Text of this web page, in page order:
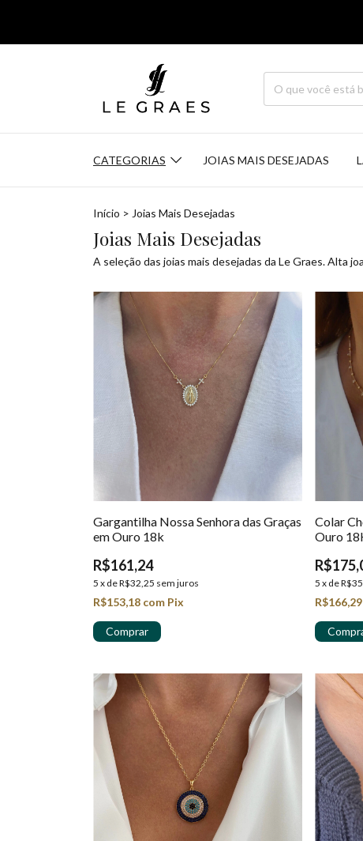
CATEGORIAS JOIAS MAIS DESEJADAS
Início > Joias Mais Desejadas
Joias Mais Desejadas
A seleção das joias mais desejadas da Le Graes. Alta
Gargantilha Nossa Senhora das Graças
em Ouro 18k
R$161,24
5 x deR$32,25 sem juros
R$153,18 com Pix
Colar
Ouro
5 x de
R$166,29